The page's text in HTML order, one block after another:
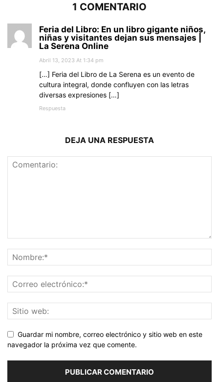
1 COMENTARIO
Feria del Libro: En un libro gigante niños,
niñas y visitantes dejan sus mensajes |
La Serena Online
Abril 13, 2023 At 1:34 pm
[…] Feria del Libro de La Serena es un evento de
cultura integral, donde confluyen con las letras
diversas expresiones […]
Respuesta
DEJA UNA RESPUESTA
Guardar mi nombre, correo electrónico y sitio web en este
navegador la próxima vez que comente.